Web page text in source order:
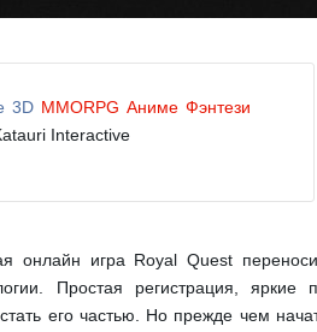
3D MMORPG Аниме Фэнтези
Interactive
онлайн игра Royal Quest
Простая регистрация, яркие
его частью. Но прежде чем